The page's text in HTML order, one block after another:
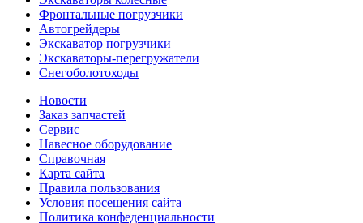
Фронтальные погрузчики
Автогрейдеры
Экскаватор погрузчики
Экскаваторы-перегружатели
Снегоболотоходы
Новости
Заказ запчастей
Сервис
Навесное оборудование
Справочная
Карта сайта
Правила пользования
Условия посещения сайта
Политика конфеденциальности